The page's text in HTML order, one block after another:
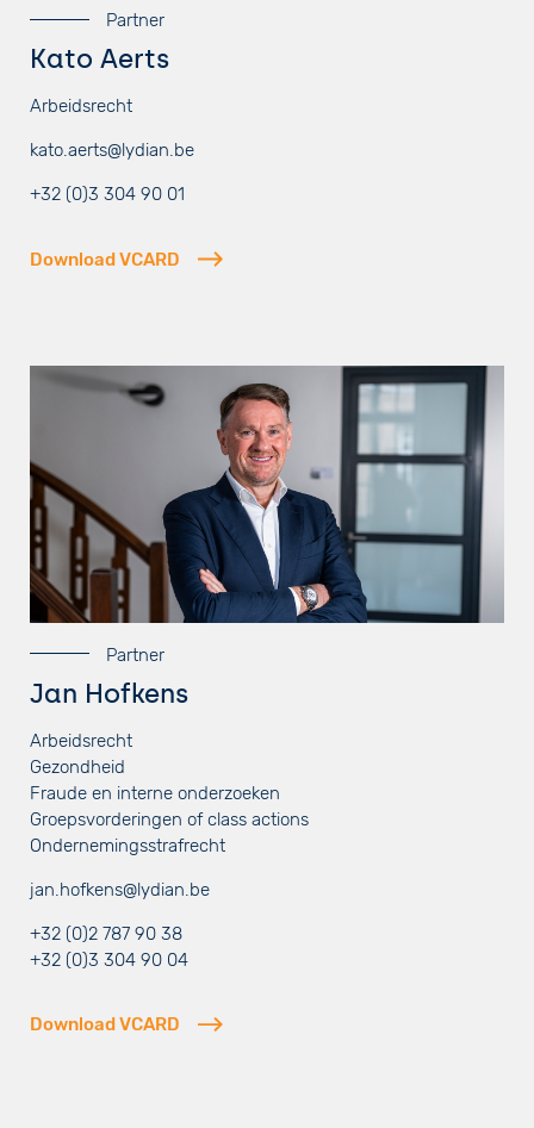
Partner
Kato Aerts
Arbeidsrecht
kato.aerts@lydian.be
+32 (0)3 304 90 01
Download VCARD
Partner
Jan Hofkens
Arbeidsrecht
Gezondheid
Fraude en interne onderzoeken
Groepsvorderingen of class actions
Ondernemingsstrafrecht
jan.hofkens@lydian.be
+32 (0)2 787 90 38
+32 (0)3 304 90 04
Download VCARD